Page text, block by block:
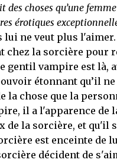
des choses qu’une
érotiques
ne veut plus
chez la sorcière pour
gentil vampire est là,
étonnant qu’il
la chose que la
il a l'apparence
de la sorcière, et qu'il
est enceinte de
décident de